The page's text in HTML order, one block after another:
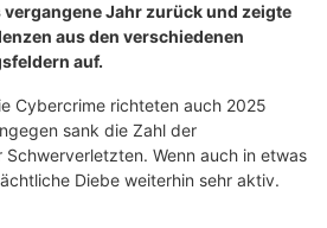
Jahr zurück und zeigte
aus den verschiedenen
auf.
Cybercrime richteten auch 2025
sank die Zahl der
Wenn auch in etwas
Diebe weiterhin sehr aktiv.